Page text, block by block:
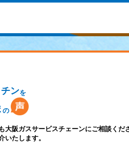
ンを
の
阪ガスサービスチェーンにご相談く
いたします。